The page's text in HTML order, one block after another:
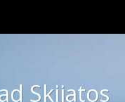
Skijatos